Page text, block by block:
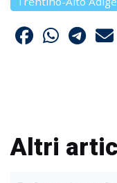
Altri